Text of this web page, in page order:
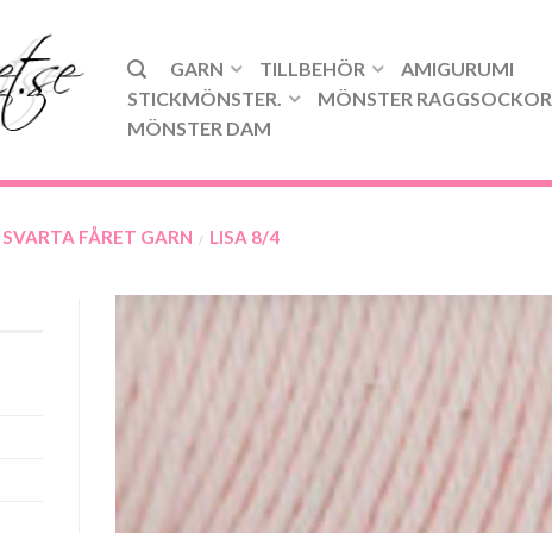
GARN TILLBEHÖR
AMIGURUMI
STICKMÖNSTER.
MÖNSTER RAGGSOCKOR
MÖNSTER DAM
SVARTA FÅRET GARN / LISA 8/4